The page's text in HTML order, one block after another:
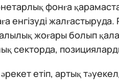
фонға
енгізуді
жоғары болып
секторда,
етіп, артық